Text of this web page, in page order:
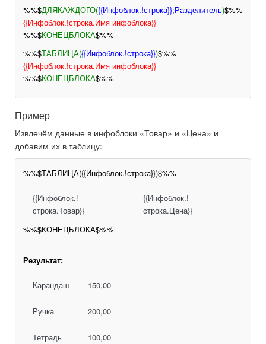
%%$ДЛЯКАЖДОГО({{Инфоблок.!строка}};Разделитель)$%%
{{Инфоблок.!строка.Имя инфоблока}}
%%$КОНЕЦБЛОКА$%%
%%$ТАБЛИЦА({{Инфоблок.!строка}})$%%
{{Инфоблок.!строка.Имя инфоблока}}
%%$КОНЕЦБЛОКА$%%
Пример
Извлечём данные в инфоблоки «Товар» и «Цена» и
добавим их в таблицу:
%%$ТАБЛИЦА({{Инфоблок.!строка}})$%%
{{Инфоблок.!
строка.Товар}}
{{Инфоблок.!
строка.Цена}}
%%$КОНЕЦБЛОКА$%%
Результат:
Карандаш 150,00
Ручка 200,00
Тетрадь 100,00